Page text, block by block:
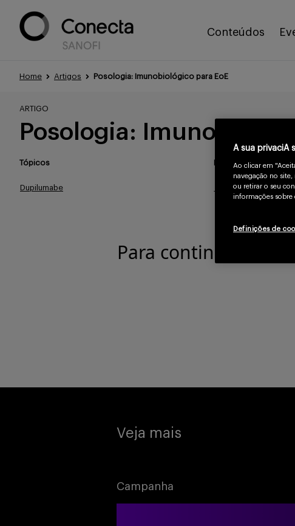
Conteúdos
Home Artigos Posologia: Imunobiológico para EoE
ARTIGO
Posologia:
Tópicos
Dupilumabe
Publicado
Jun/2023
Para continuar
Veja mais
Campanha
A sua privaciA
Ao clicar em
navegação no
ou retirar o seu
informações
Definições de